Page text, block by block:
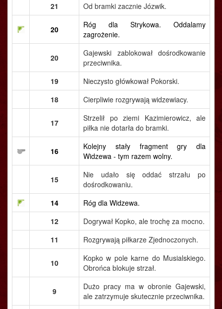
21
Od bramki zacznie Józwik.
20
Róg dla Strykowa. Oddalamy
zagrożenie.
20
Gajewski zablokował dośrodkowanie
przeciwnika.
19
Nieczysto główkował Pokorski.
18
Cierpliwie rozgrywają widzewiacy.
17
Strzelił po ziemi Kazimierowicz, ale
piłka nie dotarła do bramki.
16
Kolejny stały fragment gry dla
Widzewa - tym razem wolny.
15
Nie udało się oddać strzału po
dośrodkowaniu.
14
Róg dla Widzewa.
12
Dogrywał Kopko, ale trochę za mocno.
11
Rozgrywają piłkarze Zjednoczonych.
10
Kopko w pole karne do Musialskiego.
Obrońca blokuje strzał.
9
Dużo pracy ma w obronie Gajewski,
ale zatrzymuje skutecznie przeciwnika.